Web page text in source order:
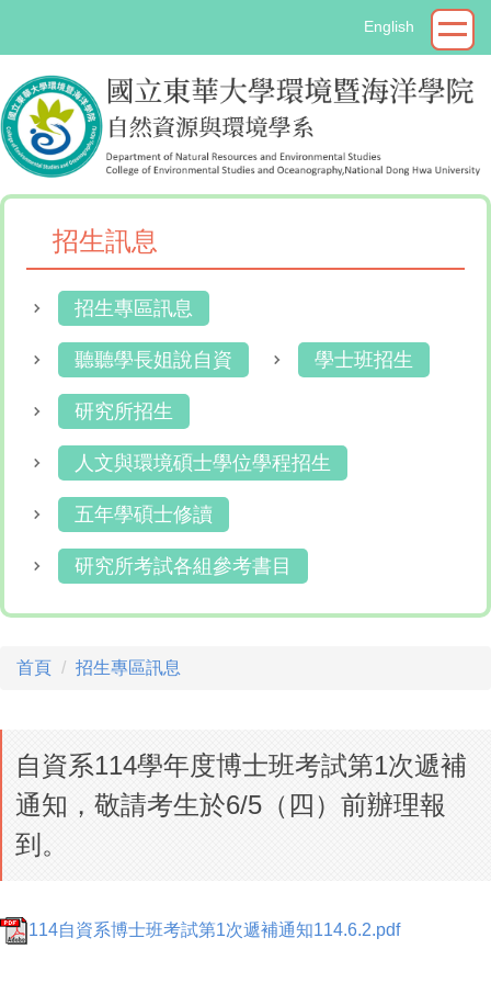
要
內
容
區
English
招生訊息
招生專區訊息
聽聽學長姐說自資 學士班招生
研究所招生
人文與環境碩士學位學程招生
五年學碩士修讀
研究所考試各組參考書目
首頁 招生專區訊息
自資系114學年度博士班考試第1次遞補
通知，敬請考生於6/5（四）前辦理報
到。
114自資系博士班考試第1次遞補通知114.6.2.pdf